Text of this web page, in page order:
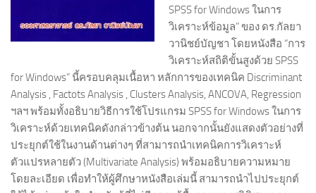
SPSS for Windows ในการ
วิเคราะห์ข้อมูล” ของ ดร.กัลยา
วานิชย์บัญชา โดยหนังสือ “การ
วิเคราะห์สถิติขั้นสูงด้วย SPSS
for Windows” นี้ครอบคลุมเนื้อหา หลักการของเทคนิค Discriminant
Analysis , Factots Analysis , Clusters Analysis, ANCOVA, Regression
ฯลฯ พร้อมทั้งอธิบายวิธีการใช้โปรแกรม SPSS for Windows ในการ
วิเคราะห์ด้วยเทคนิคดังกล่าวข้างต้น นอกจากนั้นยังแสดงตัวอย่างที่
ประยุกต์ใช้ในงานด้านต่างๆ ที่สามารถนำเทคนิคการวิเคราะห์
ตัวแปรหลายตัว (Multivariate Analysis) พร้อมอธิบายความหมาย
โดยละเอียด เพื่อทำให้ผู้ศึกษาหนังสือเล่มนี้ สามารถนำไปประยุกต์